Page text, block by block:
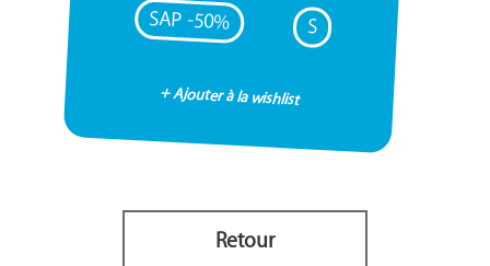
SAP -50% S
+ Ajouter à la wishlist
Retour